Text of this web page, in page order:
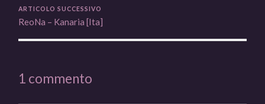
ARTICOLO SUCCESSIVO
ReoNa – Kanaria [Ita]
1 commento